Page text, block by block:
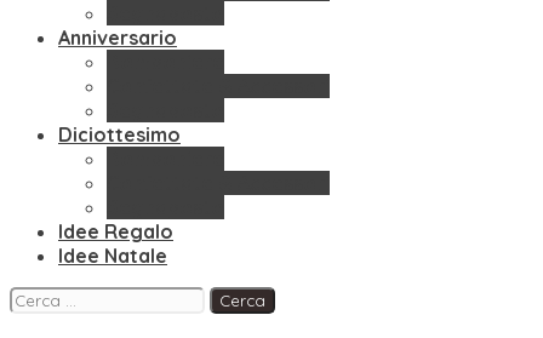
Anniversario
Diciottesimo
Idee Regalo
Idee Natale
Facebook
Instagram
Pinterest
Ricerca